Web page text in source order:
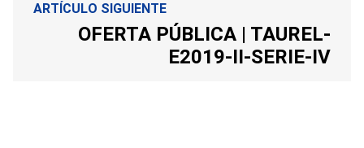
ARTÍCULO SIGUIENTE
OFERTA PÚBLICA | TAUREL-
E2019-II-SERIE-IV